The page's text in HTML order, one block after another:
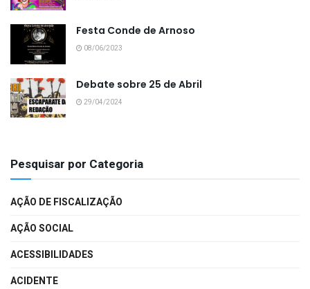
Festa Conde de Arnoso
08/06/2023
Debate sobre 25 de Abril
29/04/2024
Pesquisar por Categoria
AÇÃO DE FISCALIZAÇÃO
AÇÃO SOCIAL
ACESSIBILIDADES
ACIDENTE